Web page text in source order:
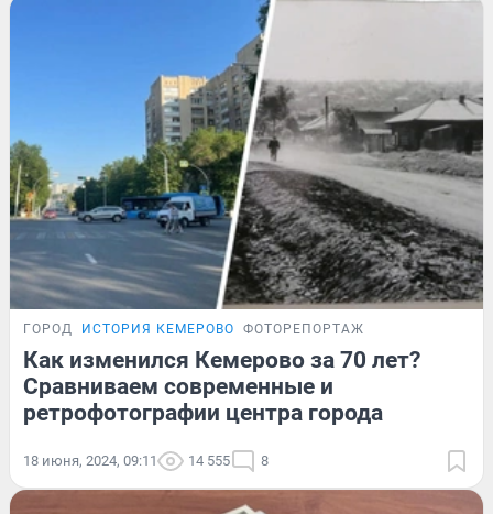
ГОРОД ИСТОРИЯ КЕМЕРОВО ФОТОРЕПОРТАЖ
Как изменился Кемерово за 70 лет?
Сравниваем современные и
ретрофотографии центра города
18 июня, 2024, 09:11 14 555 8